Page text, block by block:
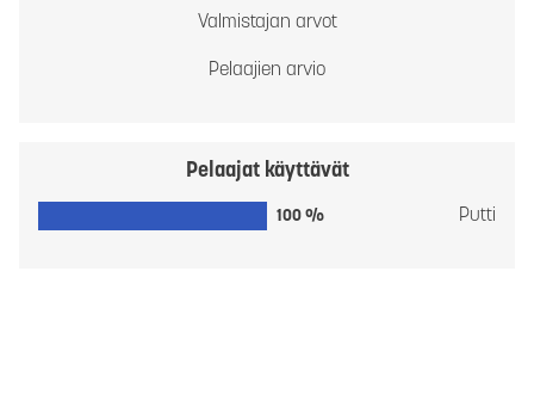
Valmistajan arvot
Pelaajien arvio
Pelaajat käyttävät
100 % Putti